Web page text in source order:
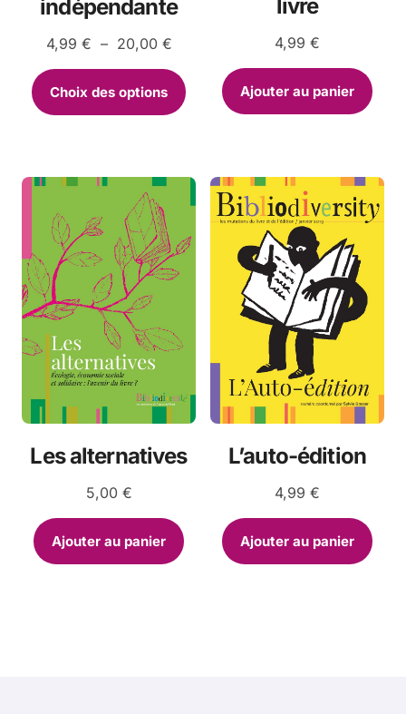
indépendante
4,99 € – 20,00 €Plage
prix :
4,99 €
à
Choix des options
produit
Les
options
peuvent
être
choisies
livre
4,99 €
Ajouter au panier
Les alternatives
5,00 €
Ajouter au panier
L’auto-édition
4,99 €
Ajouter au panier